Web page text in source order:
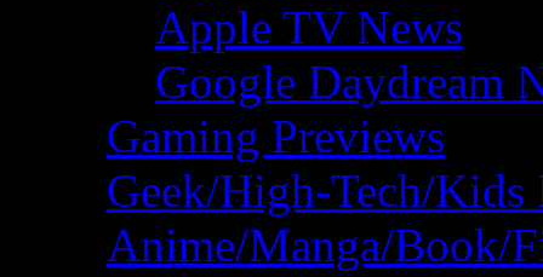
Apple TV News
Google Daydream
Gaming Previews
Geek/High-Tech/Kids
Anime/Manga/Book/